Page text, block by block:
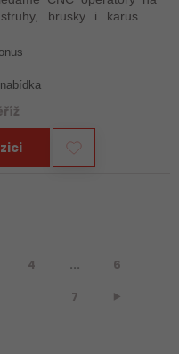
brusky i karusely.
obráběči i absolventi
4 ... 6
7 ⯈